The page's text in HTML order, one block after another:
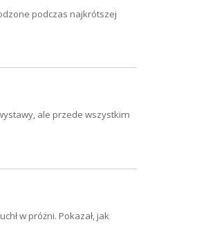
podczas najkrótszej
ale przede wszystkim
w próżni. Pokazał, jak